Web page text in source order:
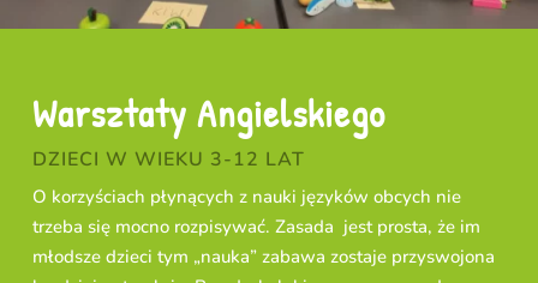
Warsztaty Angielskiego
DZIECI W WIEKU 3-12 LAT
O korzyściach płynących z nauki języków obcych nie
trzeba się mocno rozpisywać. Zasada jest prosta, że im
młodsze dzieci tym „nauka” zabawa zostaje przyswojona